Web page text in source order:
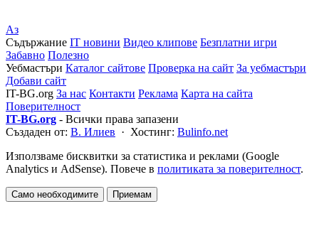
Аз
Съдържание IT новини Видео клипове Безплатни игри
Забавно Полезно
Уебмастъри Каталог сайтове Проверка на сайт За уебмастъри
Добави сайт
IT-BG.org За нас Контакти Реклама Карта на сайта
Поверителност
IT-BG.org - Всички права запазени
Създаден от: В. Илиев · Хостинг: Bulinfo.net
Използваме бисквитки за статистика и реклами (Google
Analytics и AdSense). Повече в политиката за поверителност.
Само необходимите Приемам